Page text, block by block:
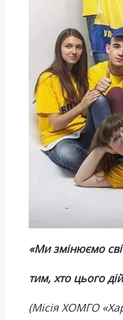
«Ми змінюємо
тим, хто цього
(Місія ХОМГО